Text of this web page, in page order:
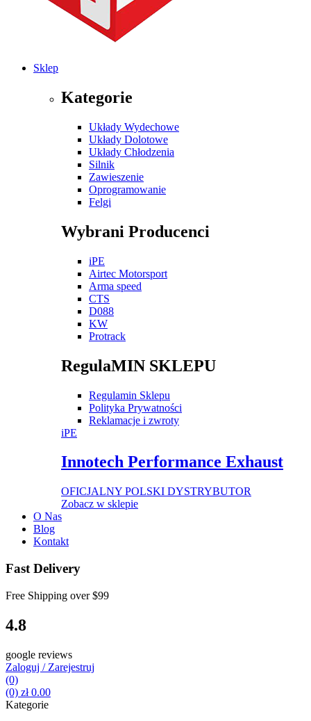
Sklep
Kategorie
Układy Wydechowe
Układy Dolotowe
Układy Chłodzenia
Silnik
Zawieszenie
Oprogramowanie
Felgi
Wybrani Producenci
iPE
Airtec Motorsport
Arma speed
CTS
D088
KW
Protrack
RegulaMIN SKLEPU
Regulamin Sklepu
Polityka Prywatności
Reklamacje i zwroty
iPE
Innotech Performance Exhaust
OFICJALNY POLSKI DYSTRYBUTOR
Zobacz w sklepie
O Nas
Blog
Kontakt
Fast Delivery
Free Shipping over$99
4.8
google reviews
Zaloguj / Zarejestruj
(0)
(0) zł0.00
Kategorie